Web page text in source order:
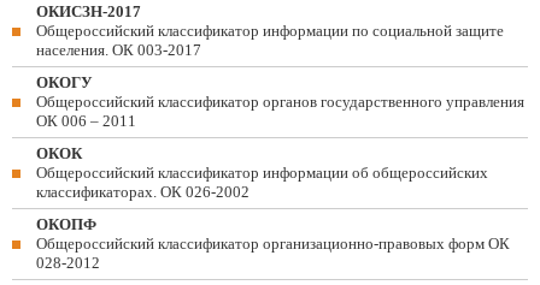
ОКИСЗН-2017
Общероссийский классификатор информации по социальной защите
населения. ОК 003-2017
ОКОГУ
Общероссийский классификатор органов государственного управления
ОК 006 – 2011
ОКОК
Общероссийский классификатор информации об общероссийских
классификаторах. ОК 026-2002
ОКОПФ
Общероссийский классификатор организационно-правовых форм ОК
028-2012